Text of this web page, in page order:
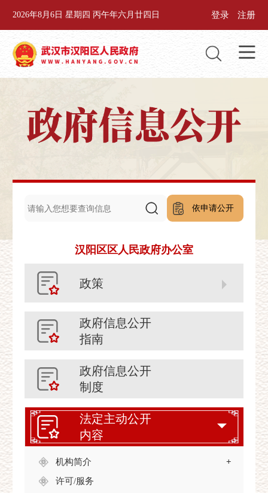
2026年8月6日 星期四 丙午年六月廿四日 登录 注册
依申请公开
汉阳区区人民政府办公室
政策
政府信息公开
指南
政府信息公开
制度
法定主动公开
内容
机构简介
+
许可/服务